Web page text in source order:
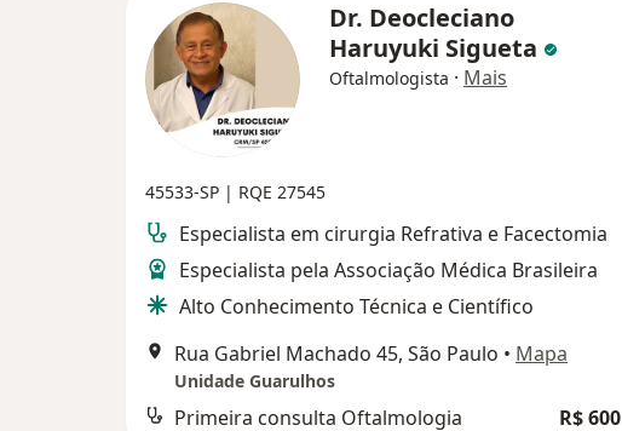
Dr. Deocleciano
Haruyuki Sigueta
Oftalmologista · Mais
45533-SP | RQE 27545
Especialista em cirurgia Refrativa e Facectomia
Especialista pela Associação Médica Brasileira
Alto Conhecimento Técnica e Científico
Rua Gabriel Machado 45, São Paulo • Mapa
Unidade Guarulhos
Primeira consulta Oftalmologia R$ 600